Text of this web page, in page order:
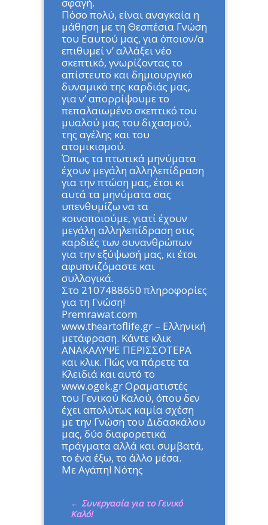
Πόσο πολύ, είναι αναγκαία η
μάθηση με τη Θεσπέσια Γνώση
του Εαυτού μας, για όποιον/α
επιθυμεί ν’ αλλάξει νέο
σκεπτικό, γνωρίζοντας το
απίστευτο και δημιουργικό
δυναμικό της καρδιάς μας,
για ν’ απορρίψουμε το
πεπαλαιωμένο σκεπτικό του
μυαλού μας του διχασμού,
της αγέλης και του
ατομικισμού.
Όπως τα πτωτικά μηνύματα
έχουν μεγάλη αλληλεπίδραση
για την πτώση μας, έτσι κι
αυτά τα μηνύματα σας
υπενθυμίζω να τα
κοινοποιούμε, γιατί έχουν
μεγάλη αλληλεπίδραση στις
καρδιές των συνανθρώπων
για την εξύψωσή μας, κι έτσι
αφυπνιζόμαστε και
συλλογικά.
Στο 2107488650 πληροφορίες
για τη Γνώση!
Premrawat.com
www.theartoflife.gr – Ελληνική
μετάφραση. Κάντε κλικ
ΑΝΑΚΑΛΥΨΕ ΠΕΡΙΣΣΟΤΕΡΑ
και κλικ. Πώς να πάρετε τα
Κλειδιά και αυτό το
www.ogek.gr Οραματιστές
του Γενικού Καλού, όπου δεν
έχει απολύτως καμία σχέση
με την Γνώση του Διδασκάλου
μας, δύο διαφορετικά
πράγματα αλλά και συμβατά,
το ένα έξω, το άλλο μέσα.
Με Αγάπη! Νότης
← Συνεργασία για το Γενικό
Καλό!